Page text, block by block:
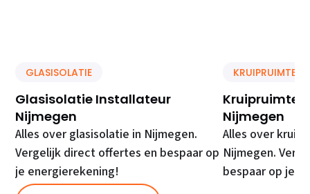
GLASISOLATIE
Glasisolatie Installateur
Nijmegen
Alles over glasisolatie in Nijmegen.
Vergelijk direct offertes en bespaar op
je energierekening!
KRUIPRUIMTE
Kruipruimte
Nijmegen
Alles over
Nijmegen.
bespaar op je